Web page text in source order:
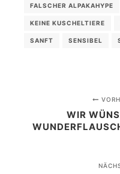
FALSCHER ALPAKAHYPE
KEINE KUSCHELTIERE
SANFT SENSIBEL
WIR